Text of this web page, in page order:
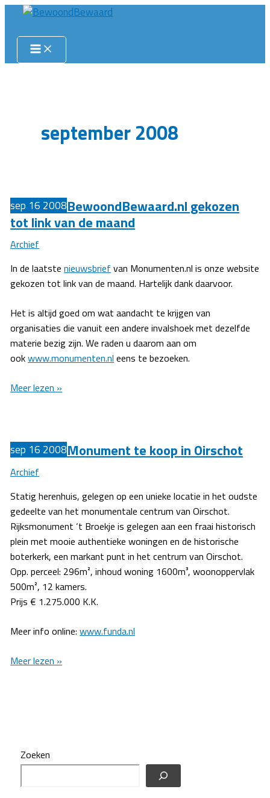
inhoud
september 2008
sep 16 2008BewoondBewaard.nl gekozen
tot link van de maand
Archief
In de laatstenieuwsbrief van Monumenten.nl is onze website
gekozen tot link van de maand. Hartelijk dank daarvoor.
Het is altijd goed om wat aandacht te krijgen van
organisaties die vanuit een andere invalshoek met dezelfde
materie bezig zijn. We raden u daarom aan om
ookwww.monumenten.nl eens te bezoeken.
BewoondBewaard.nl
van
de
maand
Meer lezen »
sep 16 2008Monument te koop in Oirschot
Archief
Statig herenhuis, gelegen op een unieke locatie in het oudste
gedeelte van het monumentale centrum van Oirschot.
Rijksmonument ‘t Broekje is gelegen aan een fraai historisch
plein met mooie authentieke woningen en de historische
boterkerk, een markant punt in het centrum van Oirschot.
Opp. perceel: 296m², inhoud woning 1600m³, woonoppervlak
500m², 12 kamers.
Prijs € 1.275.000 K.K.
Meer info online:www.funda.nl
Monument
Meer lezen »
Zoeken